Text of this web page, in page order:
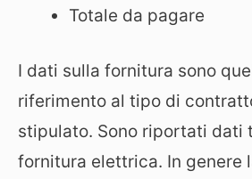
Totale da pagare
I dati sulla fornitura sono
riferimento al tipo di
stipulato. Sono riportati dati
fornitura elettrica. In genere